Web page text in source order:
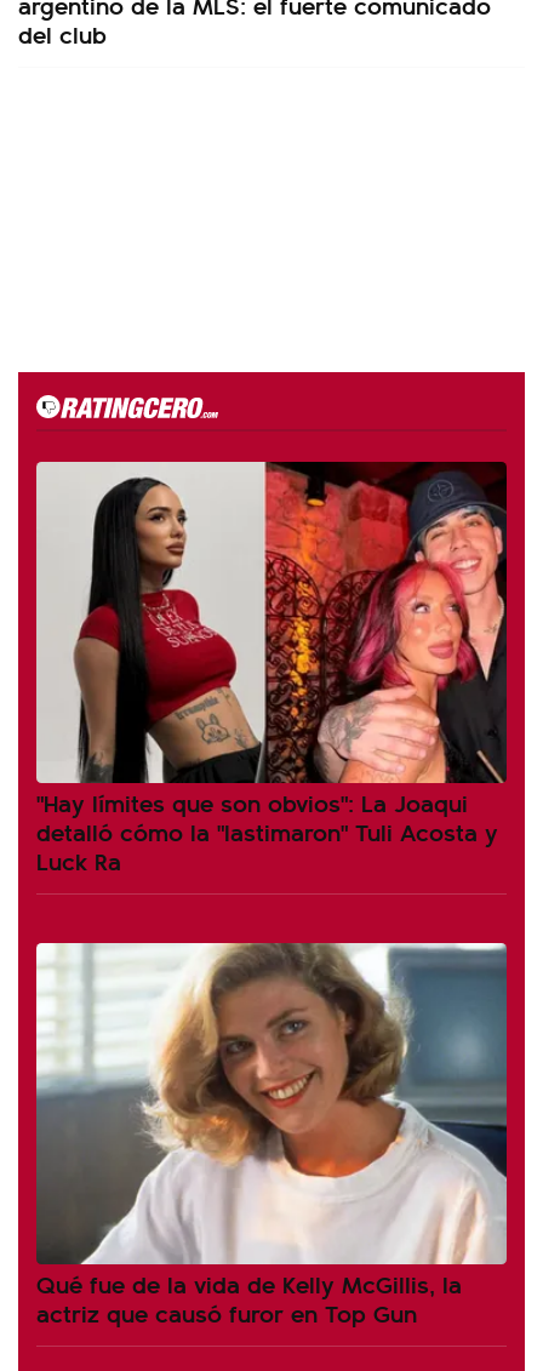
del club
"Hay límites que son obvios": La Joaqui
detalló cómo la "lastimaron" Tuli Acosta y
Luck Ra
Qué fue de la vida de Kelly McGillis, la
actriz que causó furor en Top Gun